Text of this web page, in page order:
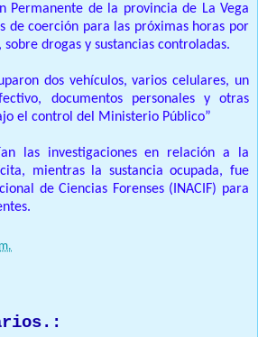
Permanente de la provincia de La Vega
de coerción para las próximas horas por
drogas y sustancias controladas.
dos vehículos, varios celulares, un
documentos personales y otras
el control del Ministerio Público”
las investigaciones en relación a la
mientras la sustancia ocupada, fue
de Ciencias Forenses (INACIF) para